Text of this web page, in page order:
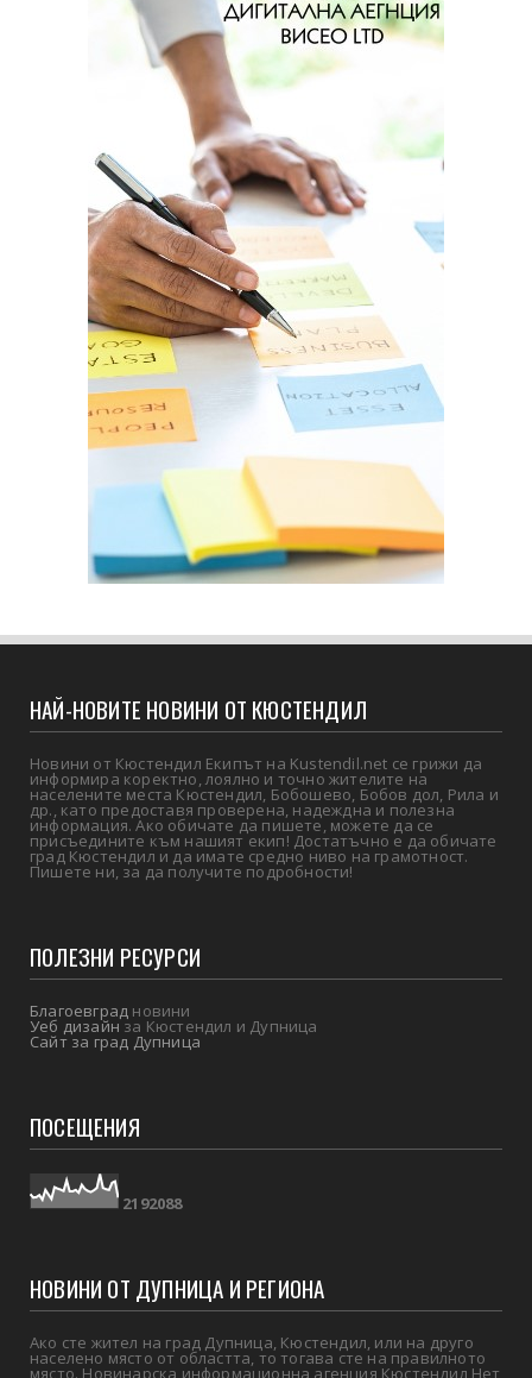
НАЙ-НОВИТЕ НОВИНИ ОТ КЮСТЕНДИЛ
Новини от Кюстендил Екипът на Kustendil.net се грижи да
информира коректно, лоялно и точно жителите на
населените места Кюстендил, Бобошево, Бобов дол, Рила и
др., като предоставя проверена, надеждна и полезна
информация. Ако обичате да пишете, можете да се
присъедините към нашият екип! Достатъчно е да обичате
град Кюстендил и да имате средно ниво на грамотност.
Пишете ни, за да получите подробности!
ПОЛЕЗНИ РЕСУРСИ
Благоевград новини
Уеб дизайнза Кюстендил и Дупница
Сайт за град Дупница
ПОСЕЩЕНИЯ
21 92088
НОВИНИ ОТ ДУПНИЦА И РЕГИОНА
Ако сте жител на град Дупница, Кюстендил, или на друго
населено място от областта, то тогава сте на правилното
място. Новинарска информационна агенция Кюстендил Нет